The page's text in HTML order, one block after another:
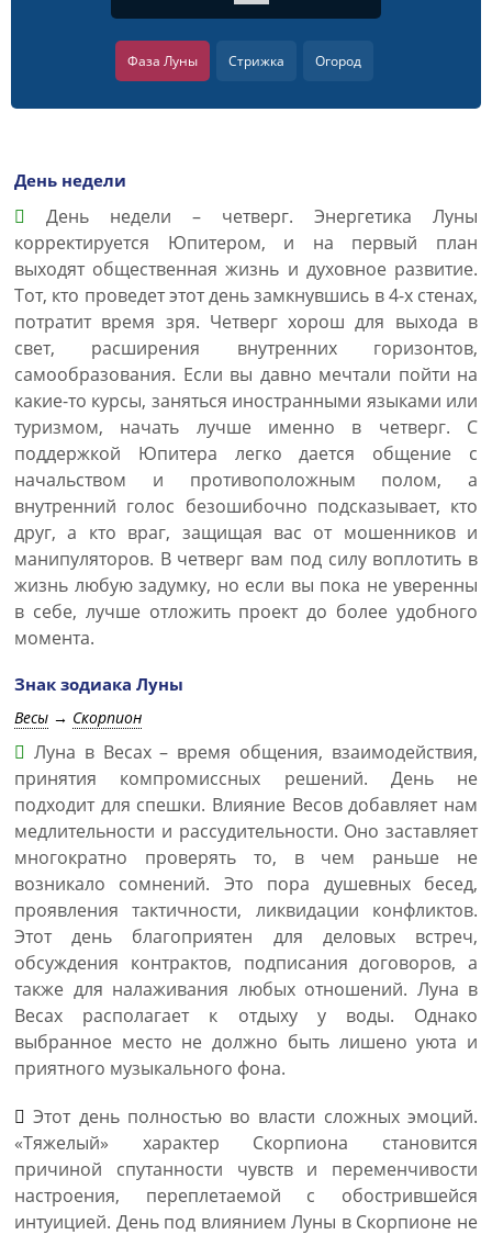
Фаза Луны Стрижка Огород
День недели
День недели – четверг. Энергетика Луны
корректируется Юпитером, и на первый план
выходят общественная жизнь и духовное развитие.
Тот, кто проведет этот день замкнувшись в 4-х стенах,
потратит время зря. Четверг хорош для выхода в
свет, расширения внутренних горизонтов,
самообразования. Если вы давно мечтали пойти на
какие-то курсы, заняться иностранными языками или
туризмом, начать лучше именно в четверг. С
поддержкой Юпитера легко дается общение с
начальством и противоположным полом, а
внутренний голос безошибочно подсказывает, кто
друг, а кто враг, защищая вас от мошенников и
манипуляторов. В четверг вам под силу воплотить в
жизнь любую задумку, но если вы пока не уверенны
в себе, лучше отложить проект до более удобного
момента.
Знак зодиака Луны
Весы → Скорпион
Луна в Весах – время общения, взаимодействия,
принятия компромиссных решений. День не
подходит для спешки. Влияние Весов добавляет нам
медлительности и рассудительности. Оно заставляет
многократно проверять то, в чем раньше не
возникало сомнений. Это пора душевных бесед,
проявления тактичности, ликвидации конфликтов.
Этот день благоприятен для деловых встреч,
обсуждения контрактов, подписания договоров, а
также для налаживания любых отношений. Луна в
Весах располагает к отдыху у воды. Однако
выбранное место не должно быть лишено уюта и
приятного музыкального фона.
Этот день полностью во власти сложных эмоций.
«Тяжелый» характер Скорпиона становится
причиной спутанности чувств и переменчивости
настроения, переплетаемой с обострившейся
интуицией. День под влиянием Луны в Скорпионе не